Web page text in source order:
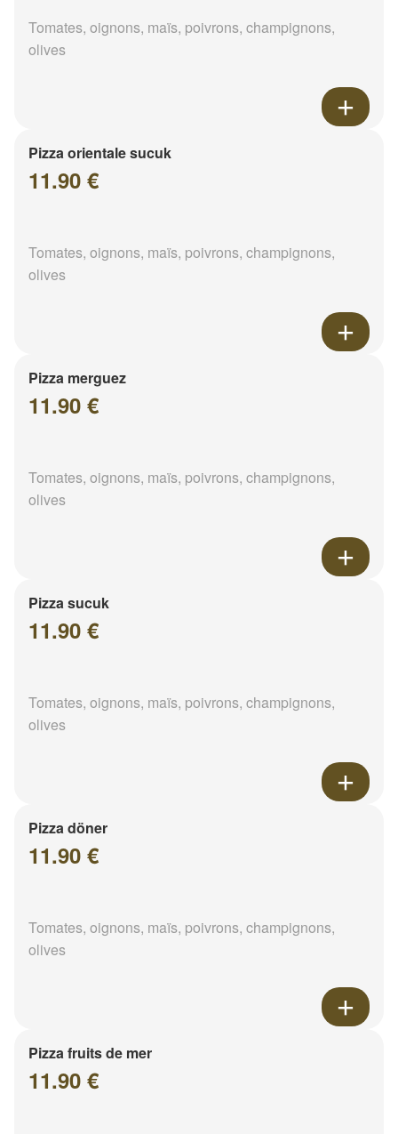
Tomates, oignons, maïs, poivrons, champignons,
olives
Pizza orientale sucuk
11.90 €
Tomates, oignons, maïs, poivrons, champignons,
olives
Pizza merguez
11.90 €
Tomates, oignons, maïs, poivrons, champignons,
olives
Pizza sucuk
11.90 €
Tomates, oignons, maïs, poivrons, champignons,
olives
Pizza döner
11.90 €
Tomates, oignons, maïs, poivrons, champignons,
olives
Pizza fruits de mer
11.90 €